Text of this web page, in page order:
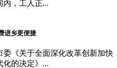
内，工人正...
进乡更便捷
委《关于全面深化改革创新加快
化的决定》...